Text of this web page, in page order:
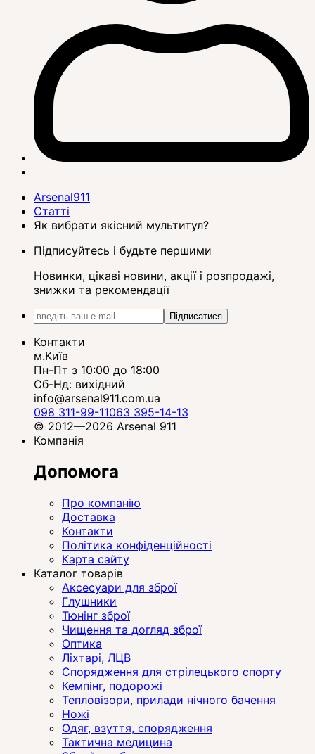
Arsenal911
Статті
Як вибрати якісний мультитул?
Підписуйтесь і будьте першими
Новинки, цікаві новини, акції і розпродажі,
знижки та рекомендації
Підписатися
Контакти
м.Київ
Пн-Пт з 10:00 до 18:00
Сб-Нд: вихідний
info@arsenal911.com.ua
098 311-99-11063 395-14-13
© 2012—2026 Arsenal 911
Компанія
Допомога
Про компанію
Доставка
Контакти
Політика конфіденційності
Карта сайту
Каталог товарів
Аксесуари для зброї
Глушники
Тюнінг зброї
Чищення та догляд зброї
Оптика
Ліхтарі, ЛЦВ
Спорядження для стрілецького спорту
Кемпінг, подорожі
Тепловізори, прилади нічного бачення
Ножі
Одяг, взуття, спорядження
Тактична медицина